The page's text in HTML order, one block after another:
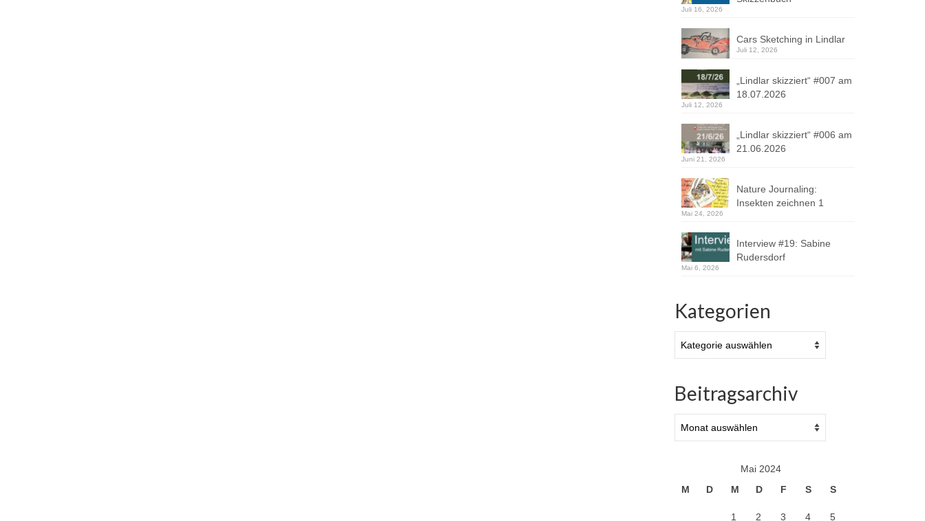
Juli 16, 2026
Cars Sketching in Lindlar
Juli 12, 2026
„Lindlar skizziert“ #007 am
18.07.2026
Juli 12, 2026
„Lindlar skizziert“ #006 am
21.06.2026
Juni 21, 2026
Nature Journaling:
Insekten zeichnen 1
Mai 24, 2026
Interview #19: Sabine
Rudersdorf
Mai 6, 2026
Kategorien
Beitragsarchiv
Mai 2024
M
D M D F S S
1 2 3 4 5